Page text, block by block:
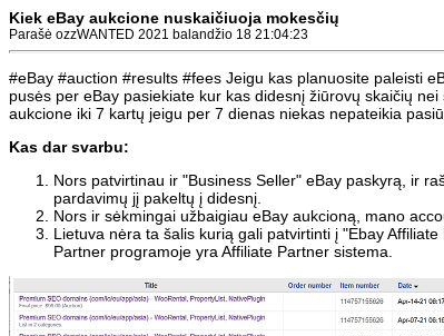
Kiek eBay aukcione nuskaičiuoja mokesčių
Parašė ozzWANTED 2021 balandžio 18 21:04:23
#eBay #auction #results #fees Jeigu kas planuosite paleisti
pusės per eBay pasiekiate kur kas didesnį žiūrovų skaičių
aukcione iki 7 kartų jeigu per 7 dienas niekas nepateikia
Kas dar svarbu:
Nors patvirtinau ir "Business Seller" eBay paskyrą, ir
pardavimų jį pakeltų į didesnį.
Nors ir sėkmingai užbaigiau eBay aukcioną, mano
Lietuva nėra ta šalis kurią gali patvirtinti į "Ebay
Partner programoje yra Affiliate Partner sistema.